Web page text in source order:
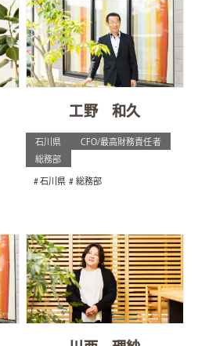
工野 和久
石川県
CFO/最高財務責任者
総務部
石川県 総務部